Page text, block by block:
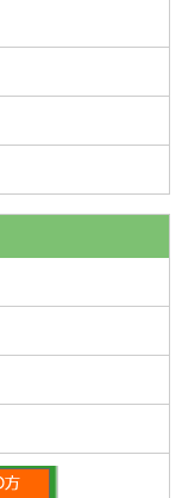
あげれないない
・・」守口市
めての事故で右
痛み
での股関節の痛
初めての事故で
Y様